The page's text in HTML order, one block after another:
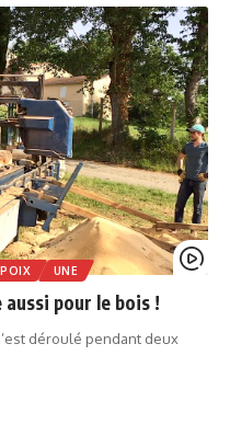
UNE
pour le bois !
déroulé pendant deux